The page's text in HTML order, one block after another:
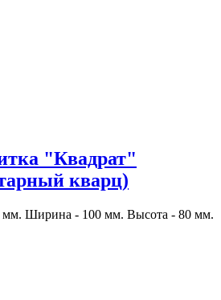
"Квадрат"
кварц)
мм. Ширина - 100 мм. Высота - 80 мм.